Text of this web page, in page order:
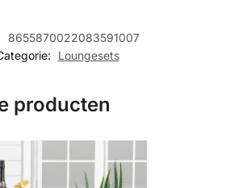
8655870022083591007
Loungesets
producten